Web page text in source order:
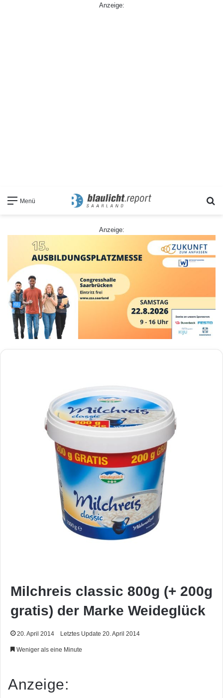
Anzeige:
Menü
Anzeige:
Milchreis classic 800g (+ 200g
gratis) der Marke Weideglück
20. April 2014 Letztes Update 20. April 2014
Weniger als eine Minute
Anzeige: